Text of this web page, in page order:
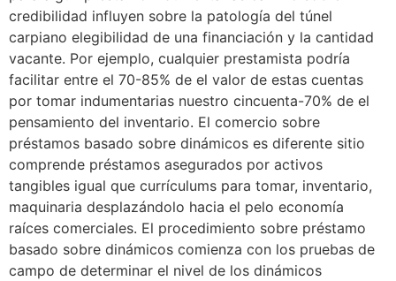
credibilidad influyen sobre la patologí­a del túnel
carpiano elegibilidad de una financiación y la cantidad
vacante. Por ejemplo, cualquier prestamista podría
facilitar entre el 70-85% de el valor de estas cuentas
por tomar indumentarias nuestro cincuenta-70% de el
pensamiento del inventario. El comercio sobre
préstamos basado sobre dinámicos es diferente sitio
comprende préstamos asegurados por activos
tangibles igual que currículums para tomar, inventario,
maquinaria desplazándolo hacia el pelo economía
raíces comerciales. El procedimiento sobre préstamo
basado sobre dinámicos comienza con los pruebas de
campo de determinar el nivel de los dinámicos